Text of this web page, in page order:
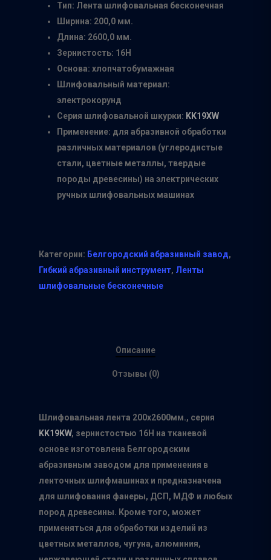
Тип: Лента шлифовальная бесконечная
Ширина: 200,0 мм.
Длина: 2600,0 мм.
Зернистость: 16Н
Основа: хлопчатобумажная
Шлифовальный материал:
электрокорунд
Серия шлифовальной шкурки: KK19XW
Применение: для абразивной обработки
различных материалов (углеродистые
стали, цветные металлы, твердые
породы древесины) на электрических
ручных шлифовальных машинах
Категории: Белгородский абразивный завод,
Гибкий абразивный инструмент, Ленты
шлифовальные бесконечные
Описание
Отзывы (0)
Шлифовальная лента 200х2600мм., серия
KK19KW, зернистостью 16Н на тканевой
основе изготовлена Белгородским
абразивным заводом для применения в
ленточных шлифмашинах и предназначена
для шлифования фанеры, ДСП, МДФ и любых
пород древесины. Кроме того, может
применяться для обработки изделий из
цветных металлов, чугуна, алюминия,